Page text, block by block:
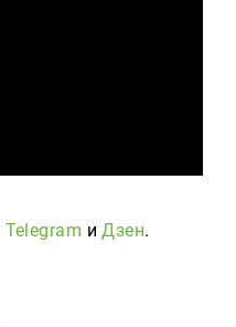
Telegram иДзен.